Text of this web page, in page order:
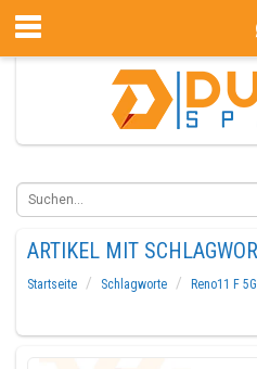
ARTIKEL MIT
Startseite Schlagworte
Reno11 F 5G